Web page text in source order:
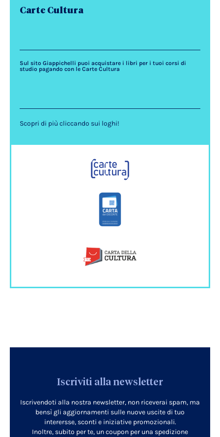
Carte Cultura
Sul sito Giappichelli puoi acquistare i libri per i tuoi corsi di
studio pagando con le Carte Cultura
Scopri di più cliccando sui loghi!
Iscriviti alla newsletter
Iscrivendoti alla nostra newsletter, non riceverai spam, ma
bensì gli aggiornamenti sulle nuove uscite di tuo
interersse, sconti e iniziative promozionali.
Inoltre, subito per te, un coupon per una spedizione